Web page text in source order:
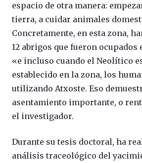
espacio de otra manera:
tierra, a cuidar animales
Concretamente, en esta zona,
12 abrigos que fueron
«e incluso cuando el Neolítico
establecido en la zona, los
utilizando Atxoste. Eso
asentamiento importante, o
el investigador.
Durante su tesis doctoral, ha
análisis traceológico del